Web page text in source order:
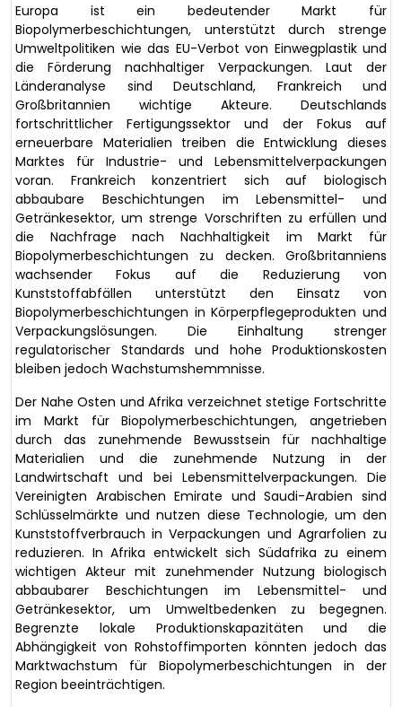
Europa ist ein bedeutender Markt für
Biopolymerbeschichtungen, unterstützt durch strenge
Umweltpolitiken wie das EU-Verbot von Einwegplastik und
die Förderung nachhaltiger Verpackungen. Laut der
Länderanalyse sind Deutschland, Frankreich und
Großbritannien wichtige Akteure. Deutschlands
fortschrittlicher Fertigungssektor und der Fokus auf
erneuerbare Materialien treiben die Entwicklung dieses
Marktes für Industrie- und Lebensmittelverpackungen
voran. Frankreich konzentriert sich auf biologisch
abbaubare Beschichtungen im Lebensmittel- und
Getränkesektor, um strenge Vorschriften zu erfüllen und
die Nachfrage nach Nachhaltigkeit im Markt für
Biopolymerbeschichtungen zu decken. Großbritanniens
wachsender Fokus auf die Reduzierung von
Kunststoffabfällen unterstützt den Einsatz von
Biopolymerbeschichtungen in Körperpflegeprodukten und
Verpackungslösungen. Die Einhaltung strenger
regulatorischer Standards und hohe Produktionskosten
bleiben jedoch Wachstumshemmnisse.
Der Nahe Osten und Afrika verzeichnet stetige Fortschritte
im Markt für Biopolymerbeschichtungen, angetrieben
durch das zunehmende Bewusstsein für nachhaltige
Materialien und die zunehmende Nutzung in der
Landwirtschaft und bei Lebensmittelverpackungen. Die
Vereinigten Arabischen Emirate und Saudi-Arabien sind
Schlüsselmärkte und nutzen diese Technologie, um den
Kunststoffverbrauch in Verpackungen und Agrarfolien zu
reduzieren. In Afrika entwickelt sich Südafrika zu einem
wichtigen Akteur mit zunehmender Nutzung biologisch
abbaubarer Beschichtungen im Lebensmittel- und
Getränkesektor, um Umweltbedenken zu begegnen.
Begrenzte lokale Produktionskapazitäten und die
Abhängigkeit von Rohstoffimporten könnten jedoch das
Marktwachstum für Biopolymerbeschichtungen in der
Region beeinträchtigen.